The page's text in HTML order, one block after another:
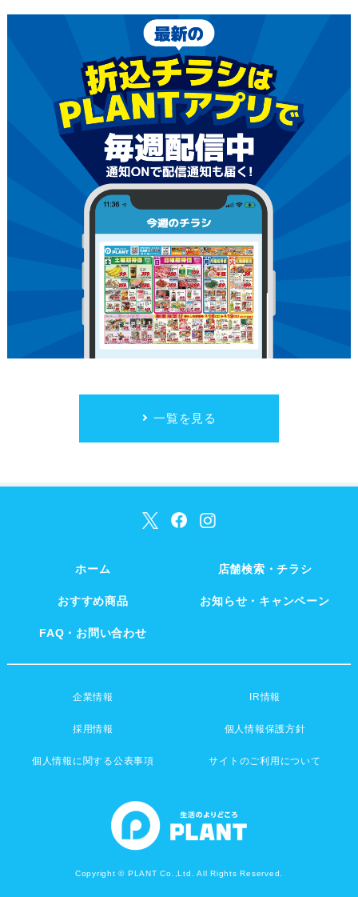
一覧を見る
ホーム 店舗検索・チラシ
おすすめ商品 お知らせ・キャンペーン
FAQ・お問い合わせ
企業情報 IR情報
採用情報 個人情報保護方針
個人情報に関する公表事項 サイトのご利用について
Copyright © PLANT Co.,Ltd. All Rights Reserved.